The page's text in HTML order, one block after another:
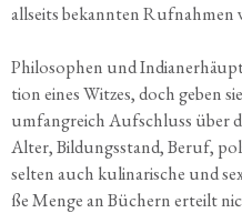
all­seits bekann­ten Ruf­nah­men
Phi­lo­so­phen und
ti­on eines Wit­zes, doch geben
umfang­reich Auf­schluss über
Alter, Bil­dungs­stand, Beruf,
sel­ten auch kuli­na­ri­sche und
ße Men­ge an Büchern erteilt